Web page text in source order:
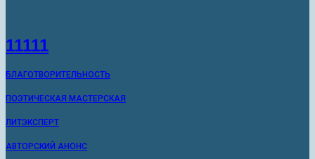
11111
БЛАГОТВОРИТЕЛЬНОСТЬ
ПОЭТИЧЕСКАЯ МАСТЕРСКАЯ
ЛИТЭКСПЕРТ
АВТОРСКИЙ АНОНС